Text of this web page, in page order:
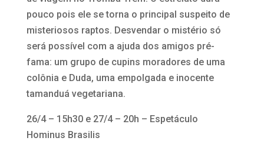
pouco pois ele se torna o principal suspeito de
misteriosos raptos. Desvendar o mistério só
será possível com a ajuda dos amigos pré-
fama: um grupo de cupins moradores de uma
colônia e Duda, uma empolgada e inocente
tamanduá vegetariana.
26/4 – 15h30 e 27/4 – 20h – Espetáculo
Hominus Brasilis